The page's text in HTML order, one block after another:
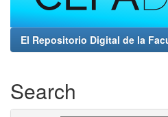
El Repositorio Digital de la
Search